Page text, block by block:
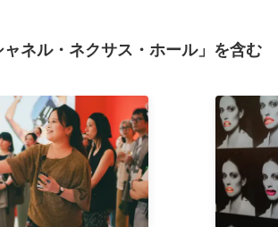
ネル・ネクサス・ホール」を含む